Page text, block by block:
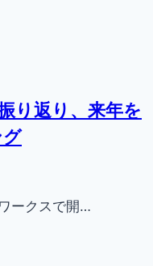
り返り、来年を
グ
ークスで開…